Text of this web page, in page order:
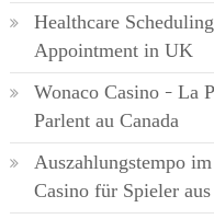
Healthcare
Appointment in UK
Wonaco Casino – La
Parlent au Canada
Auszahlungstempo
Casino für Spieler